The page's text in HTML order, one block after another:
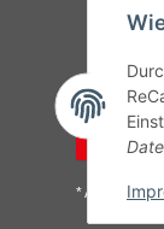
* Alle Preise